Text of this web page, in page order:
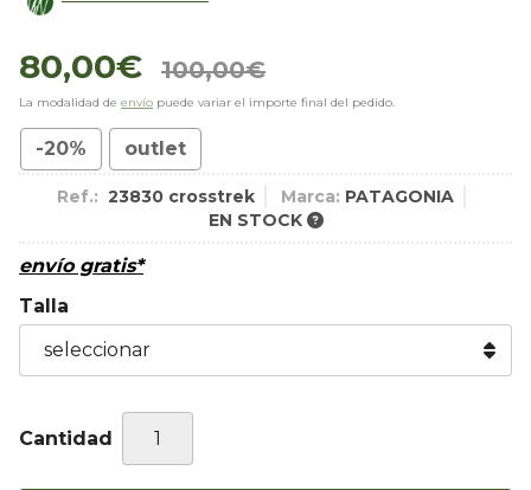
80,00€ 100,00€
La modalidad de envío puede variar el importe final del pedido.
-20% outlet
Ref.: 23830 crosstrek Marca: PATAGONIA
EN STOCK
envío gratis*
Talla
Cantidad